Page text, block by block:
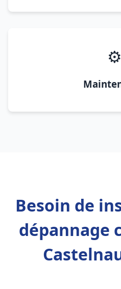
⚙️
Besoin de
dépannage